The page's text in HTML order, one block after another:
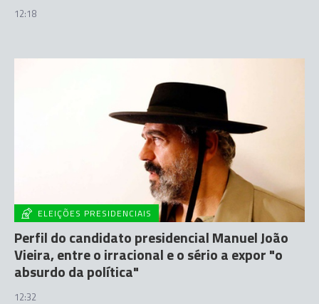
12:18
ELEIÇÕES PRESIDENCIAIS
Perfil do candidato presidencial Manuel João
Vieira, entre o irracional e o sério a expor "o
absurdo da política"
12:32